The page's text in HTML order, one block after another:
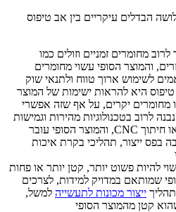
הבדלים עיקריים בין אב טיפוס
מחומרים זמניים וזולים כמו
והמוצר הסופי עשוי מחומרים
לשימוש ארוך טווח ולתנאי שוק
היא להראות ישימות של המוצר
מחומרים יקרים, על אף שזה אפשרי
לרוב בטכנולוגיות מהירות וגמישות
כמו הדפסה תלת ממדית או חיתוך CNC, והמוצר הסופי עובר
בפס ייצור, תהליכי בקרת איכות
להיות פשוט יותר, קטן יותר או פחות
שמותאם במדויק למידות, לצרכים
ייצור מכונות לתעשייה למשל,
קטן מהמוצר הסופי